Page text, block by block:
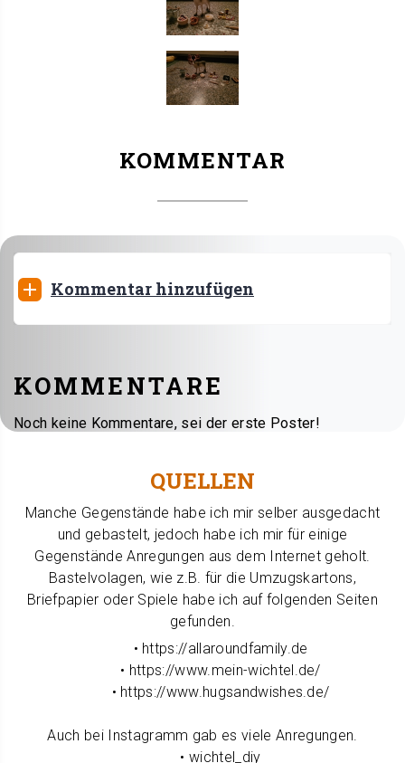
KOMMENTAR
Kommentar hinzufügen
KOMMENTARE
Noch keine Kommentare, sei der erste Poster!
QUELLEN
Manche Gegenstände habe ich mir selber ausgedacht
und gebastelt, jedoch habe ich mir für einige
Gegenstände Anregungen aus dem Internet geholt.
Bastelvolagen, wie z.B. für die Umzugskartons,
Briefpapier oder Spiele habe ich auf folgenden Seiten
gefunden.
• https://allaroundfamily.de
• https://www.mein-wichtel.de/
• https://www.hugsandwishes.de/
Auch bei Instagramm gab es viele Anregungen.
• wichtel_diy